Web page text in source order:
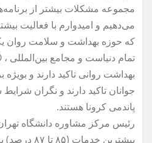
مجموعه مشکلات بیشتر از
می‌دهیم و امیدوارم با فعالیت
که حوزه بهداشت و سلامت روان
بهداشت روانی تاکید دارند و
جوانان تاکید دارند و نگران
پاندمی کرونا هستند.
رئیس مرکز مشاوره دانشگاه
بیشترین